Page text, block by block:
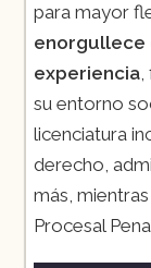
para mayor
enorgullece
experiencia,
su entorno
licenciatura
derecho,
más,
Procesal